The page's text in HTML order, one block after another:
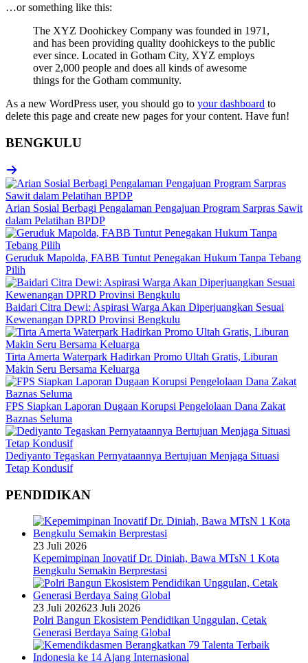
…or something like this:
The XYZ Doohickey Company was founded in 1971,
and has been providing quality doohickeys to the public
ever since. Located in Gotham City, XYZ employs
over 2,000 people and does all kinds of awesome
things for the Gotham community.
As a new WordPress user, you should go to your dashboard to
delete this page and create new pages for your content. Have fun!
BENGKULU
Arian Sosial Berbagi Pengalaman Pengajuan Program Sarpras Sawit
dalam Pelatihan BPDP
Geruduk Mapolda, FABB Tuntut Penegakan Hukum Tanpa Tebang
Pilih
Baidari Citra Dewi: Aspirasi Warga Akan Diperjuangkan Sesuai
Kewenangan DPRD Provinsi Bengkulu
Tirta Amerta Waterpark Hadirkan Promo Ultah Gratis, Liburan
Makin Seru Bersama Keluarga
FPS Siapkan Laporan Dugaan Korupsi Pengelolaan Dana Zakat
Baznas Seluma
Dediyanto Tegaskan Pernyataannya Bertujuan Menjaga Situasi
Tetap Kondusif
PENDIDIKAN
23 Juli 2026
Kepemimpinan Inovatif Dr. Diniah, Bawa MTsN 1 Kota
Bengkulu Semakin Berprestasi
23 Juli 202623 Juli 2026
Polri Bangun Ekosistem Pendidikan Unggulan, Cetak
Generasi Berdaya Saing Global